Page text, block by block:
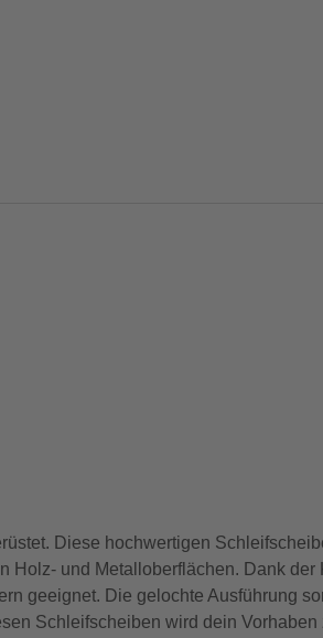
Diese hochwertigen
Holz- und Metalloberflächen. Dank
geeignet. Die gelochte Ausführung
Schleifscheiben wird dein Vorhaben